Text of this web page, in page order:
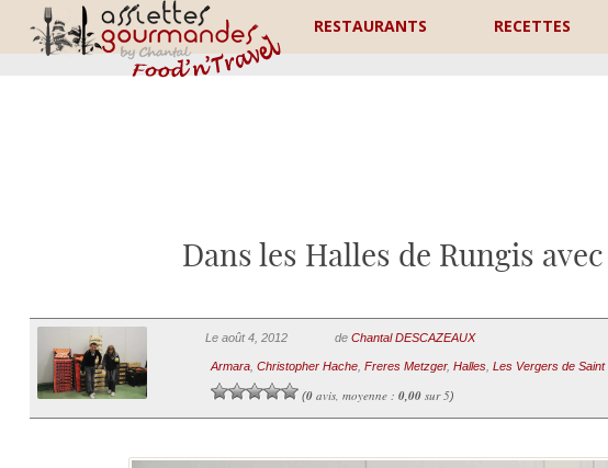
RESTAURANTS RECETTES
Dans les Halles de Rungis
Le août 4, 2012 de Chantal DESCAZEAUX
Armara, Christopher Hache, Freres Metzger, Halles, Les Vergers de Saint
(0avis, moyenne : 0,00sur 5)